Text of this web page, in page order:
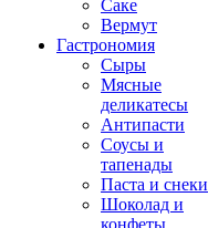
Саке
Вермут
Гастрономия
Сыры
Мясные
деликатесы
Антипасти
Соусы и
тапенады
Паста и снеки
Шоколад и
конфеты